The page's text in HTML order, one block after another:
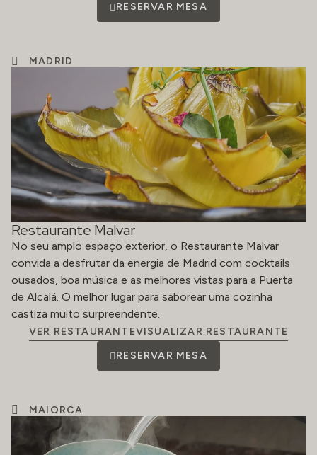
RESERVAR MESA
MADRID
Restaurante Malvar
No seu amplo espaço exterior, o Restaurante Malvar
convida a desfrutar da energia de Madrid com cocktails
ousados, boa música e as melhores vistas para a Puerta
de Alcalá. O melhor lugar para saborear uma cozinha
castiza muito surpreendente.
VER RESTAURANTEVISUALIZAR RESTAURANTE
RESERVAR MESA
MAIORCA